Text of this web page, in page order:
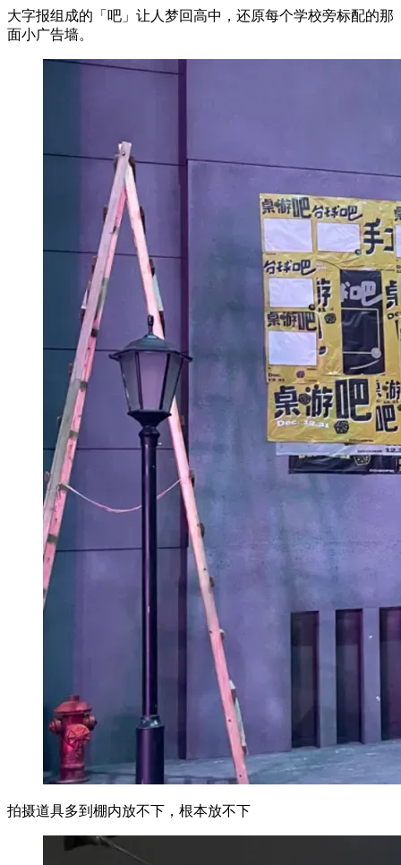
大字报组成的「吧」让人梦回高中，还原每个学校旁标配的那
面小广告墙。
拍摄道具多到棚内放不下，根本放不下